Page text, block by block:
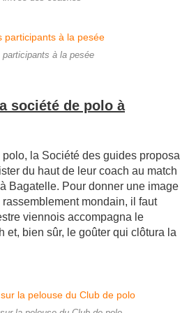
participants à la pesée
société de polo à
polo, la Société des guides proposa
du haut de leur coach au match
Bagatelle. Pour donner une image
mondain, il faut
viennois accompagna le
et, bien sûr, le goûter qui clôtura la